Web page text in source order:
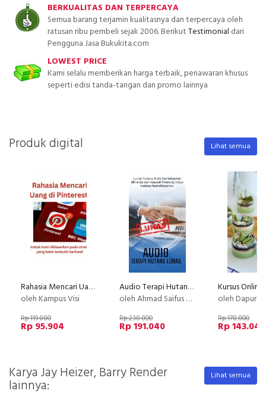
BERKUALITAS DAN TERPERCAYA
Semua barang terjamin kualitasnya dan terpercaya oleh
ratusan ribu pembeli sejak 2006. BerikutTestimonial dari
Pengguna Jasa Bukukita.com
LOWEST PRICE
Kami selalu memberikan harga terbaik, penawaran khusus
seperti edisi tanda-tangan dan promo lainnya
Produk digital Lihat semua
Rahasia Mencari Uang di Pinterest!
oleh Kampus Visi
Rp 119.880
Rp 95.904
Audio Terapi Hutang Lunas
oleh Ahmad Saifus Salam
Rp 238.800
Rp 191.040
oleh Dapur
Rp 178.800
Rp 143.040
Karya Jay Heizer, Barry Render
lainnya:
Lihat semua